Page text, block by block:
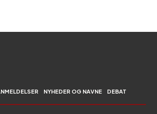
NYHEDER OG NAVNE DEBAT